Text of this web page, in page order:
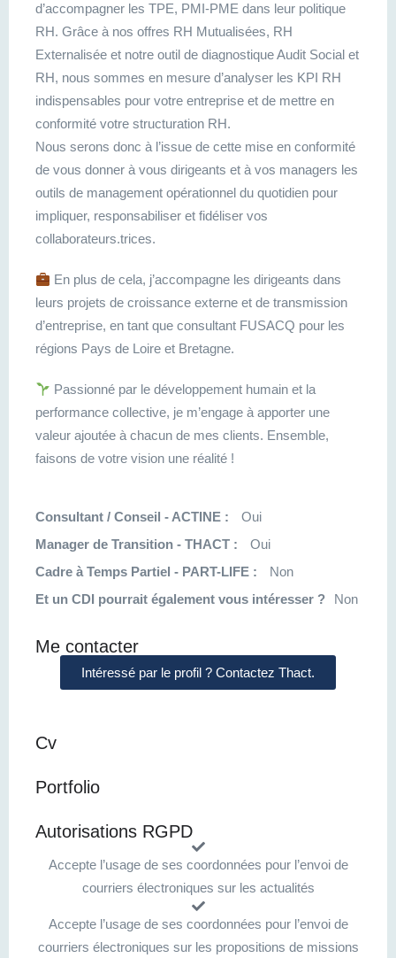
d’accompagner les TPE, PMI-PME dans leur politique
RH. Grâce à nos offres RH Mutualisées, RH
Externalisée et notre outil de diagnostique Audit Social et
RH, nous sommes en mesure d’analyser les KPI RH
indispensables pour votre entreprise et de mettre en
conformité votre structuration RH.
Nous serons donc à l’issue de cette mise en conformité
de vous donner à vous dirigeants et à vos managers les
outils de management opérationnel du quotidien pour
impliquer, responsabiliser et fidéliser vos
collaborateurs.trices.
En plus de cela, j’accompagne les dirigeants dans
leurs projets de croissance externe et de transmission
d’entreprise, en tant que consultant FUSACQ pour les
régions Pays de Loire et Bretagne.
Passionné par le développement humain et la
performance collective, je m’engage à apporter une
valeur ajoutée à chacun de mes clients. Ensemble,
faisons de votre vision une réalité !
Consultant / Conseil - ACTINE :
Oui
Manager de Transition - THACT :
Oui
Cadre à Temps Partiel - PART-LIFE :
Non
Et un CDI pourrait également vous intéresser ?
Non
Me contacter
Intéressé par le profil ? Contactez Thact.
Cv
Portfolio
Autorisations RGPD
Accepte l’usage de ses coordonnées pour l’envoi de
courriers électroniques sur les actualités
Accepte l’usage de ses coordonnées pour l’envoi de
courriers électroniques sur les propositions de missions